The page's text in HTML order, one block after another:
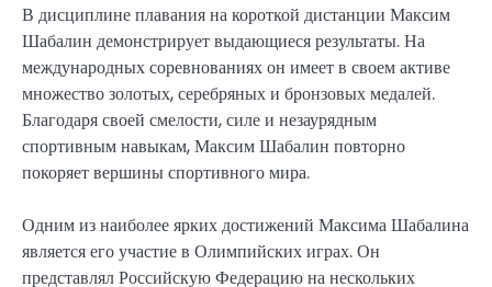
В дисциплине плавания на короткой дистанции Максим
Шабалин демонстрирует выдающиеся результаты. На
международных соревнованиях он имеет в своем активе
множество золотых, серебряных и бронзовых медалей.
Благодаря своей смелости, силе и незаурядным
спортивным навыкам, Максим Шабалин повторно
покоряет вершины спортивного мира.
Одним из наиболее ярких достижений Максима Шабалина
является его участие в Олимпийских играх. Он
представлял Российскую Федерацию на нескольких